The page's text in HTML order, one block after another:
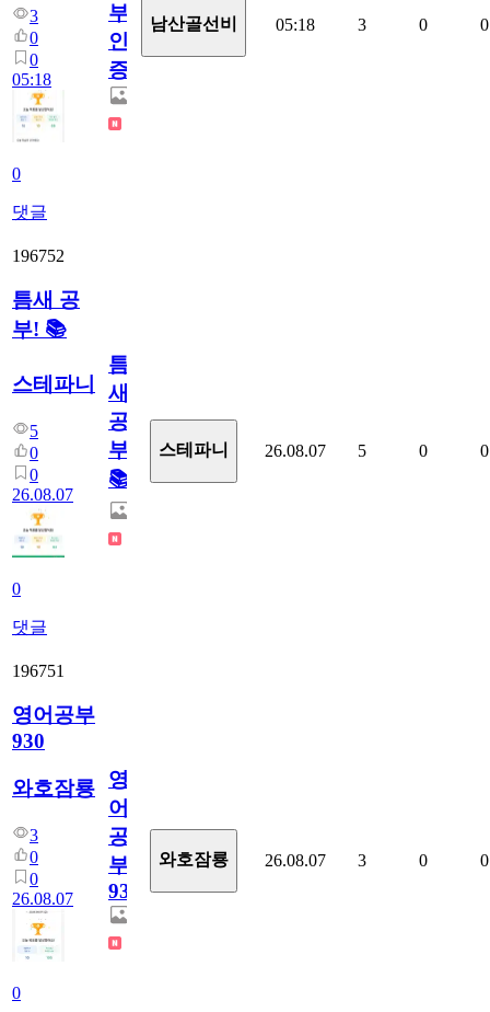
3
0
0
05:18
0
댓글
부
인
증
남산골선비 05:18 3 0 0
196752
틈새 공
부! 📚
스테파니
5
0
0
26.08.07
0
댓글
틈
새
공
부!
📚
스테파니 26.08.07 5 0 0
196751
영어공부
930
와호잠룡
3
0
0
26.08.07
0
영
어
공
부
930
와호잠룡 26.08.07 3 0 0